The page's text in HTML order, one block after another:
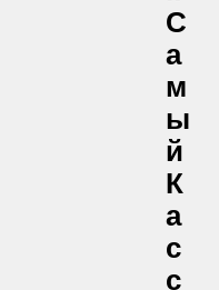
С
А
М
Ы
Й
К
А
С
С